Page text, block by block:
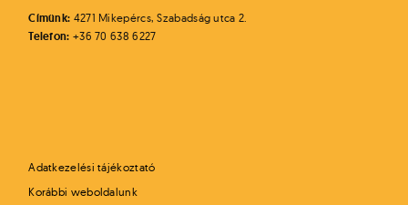
Címünk: 4271 Mikepércs, Szabadság utca 2.
Telefon: +36 70 638 6227
Adatkezelési tájékoztató
Korábbi weboldalunk